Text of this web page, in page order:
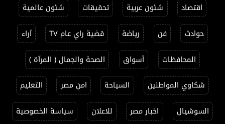
اقتصاد شئون عربية تحقيقات
شئون عالمية
حوادث
فن رياضة قضية راي عام TV
آراء
المحافظات
أسواق
الصحة والجمال ( المرآة )
شكاوي المواطنين
السياحة امن مصر
التعليم
السوشيال
اخبار مصر للاعلان سياسة الخصوصية